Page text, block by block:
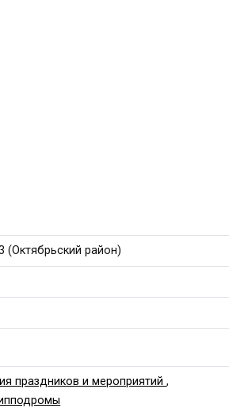
(Октябрьский район)
праздников и мероприятий,